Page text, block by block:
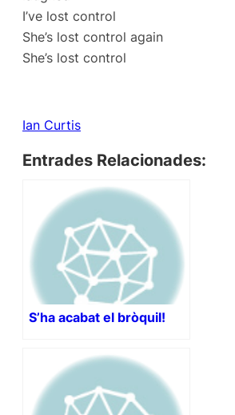
I’ve lost control
She’s lost control again
She’s lost control
Ian Curtis‬
Entrades Relacionades:
S’ha acabat el bròquil!